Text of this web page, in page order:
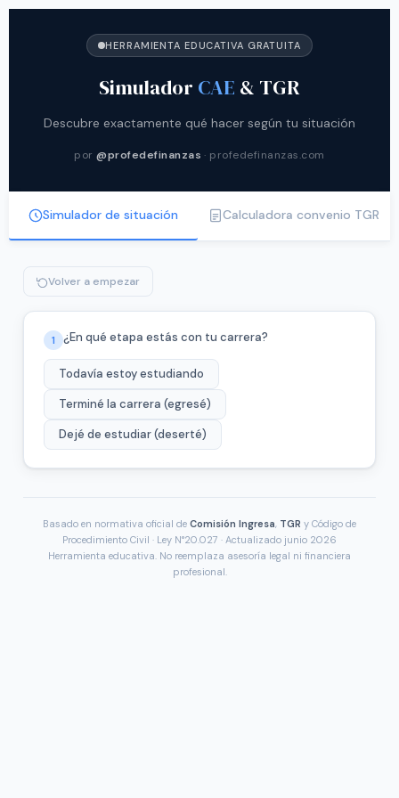
HERRAMIENTA EDUCATIVA GRATUITA
Simulador CAE & TGR
Descubre exactamente qué hacer según tu situación
por@profedefinanzas · profedefinanzas.com
Simulador de situación Calculadora convenio TGR
Volver a empezar
1 ¿En qué etapa estás con tu carrera?
Todavía estoy estudiando
Terminé la carrera (egresé)
Dejé de estudiar (deserté)
Basado en normativa oficial de Comisión Ingresa, TGR y Código de
Procedimiento Civil · Ley N°20.027 · Actualizado junio 2026
Herramienta educativa. No reemplaza asesoría legal ni financiera
profesional.